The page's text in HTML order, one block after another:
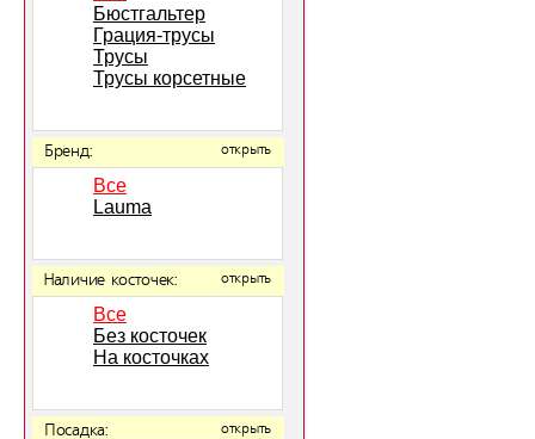
Бюстгальтер
Грация-трусы
Трусы
Трусы корсетные
Бренд: открыть
Все
Lauma
Наличие косточек: открыть
Все
Без косточек
На косточках
Посадка: открыть